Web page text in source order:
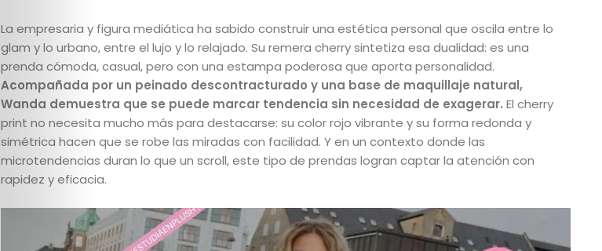
y
Belleza
Crónicas
Contacto
La
La empresaria y figura mediática ha sabido construir una estética personal que oscila entre lo
glam y lo urbano, entre el lujo y lo relajado. Su remera cherry sintetiza esa dualidad: es una
prenda cómoda, casual, pero con una estampa poderosa que aporta personalidad.
Acompañada por un peinado descontracturado y una base de maquillaje natural,
Wanda demuestra que se puede marcar tendencia sin necesidad de exagerar. El cherry
print no necesita mucho más para destacarse: su color rojo vibrante y su forma redonda y
simétrica hacen que se robe las miradas con facilidad. Y en un contexto donde las
microtendencias duran lo que un scroll, este tipo de prendas logran captar la atención con
rapidez y eficacia.